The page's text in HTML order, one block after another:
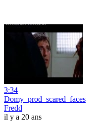
3:34
Domy_prod_scared_faces
Fredd
il y a 20 ans